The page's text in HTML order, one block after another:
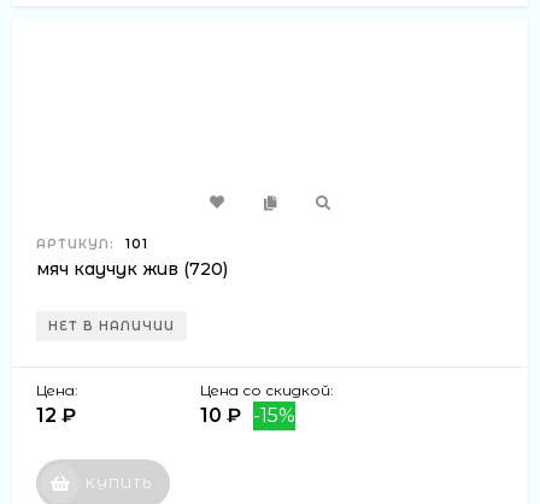
АРТИКУЛ: 101
мяч каучук жив (720)
НЕТ В НАЛИЧИИ
Цена:
12 ₽
Цена со скидкой:
10 ₽ -15%
КУПИТЬ